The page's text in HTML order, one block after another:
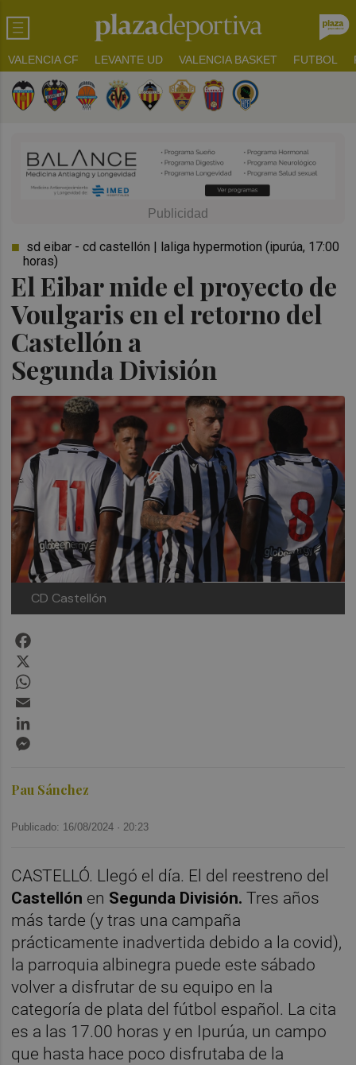
VALENCIA CF LEVANTE UD VALENCIA BASKET FUTBOL
El Eibar mide el proyecto de
Voulgaris en el retorno del
Castellón a
Segunda División
sd eibar - cd castellón | laliga hypermotion (ipurúa, 17:00
horas)
CD Castellón
Pau Sánchez
Publicado: 16/08/2024 · 20:23
CASTELLÓ. Llegó el día. El del reestreno del
Castellón en Segunda División. Tres años
más tarde (y tras una campaña
prácticamente inadvertida debido a la covid),
la parroquia albinegra puede este sábado
volver a disfrutar de su equipo en la
categoría de plata del fútbol español. La cita
es a las 17.00 horas y en Ipurúa, un campo
que hasta hace poco disfrutaba de la